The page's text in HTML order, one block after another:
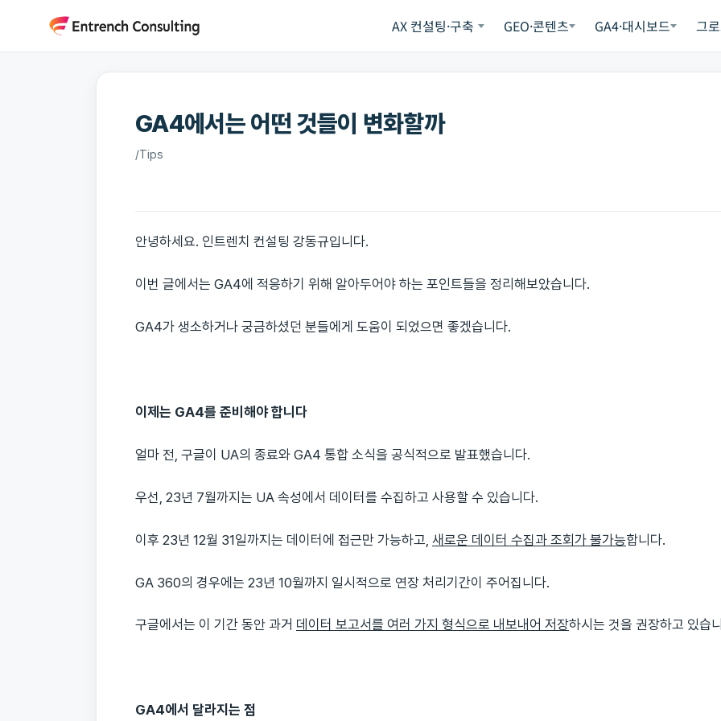
AX 컨설팅·구축 GEO·콘텐츠 GA4·대시보드 그
츠
GA4에서는 어떤 것들이 변화할까
/Tips
안녕하세요. 인트렌치 컨설팅 강동규입니다.
이번 글에서는 GA4에 적응하기 위해 알아두어야 하는 포인트들을 정리해보았습니다.
GA4가 생소하거나 궁금하셨던 분들에게 도움이 되었으면 좋겠습니다.
이제는 GA4를 준비해야 합니다
얼마 전, 구글이 UA의 종료와 GA4 통합 소식을 공식적으로 발표했습니다.
우선, 23년 7월까지는 UA 속성에서 데이터를 수집하고 사용할 수 있습니다.
이후 23년 12월 31일까지는 데이터에 접근만 가능하고, 새로운 데이터 수집과 조회가 불가능합니다.
GA 360의 경우에는 23년 10월까지 일시적으로 연장 처리기간이 주어집니다.
구글에서는 이 기간 동안 과거 데이터 보고서를 여러 가지 형식으로 내보내어 저장하시는 것을 권장하고 있습
GA4에서 달라지는 점